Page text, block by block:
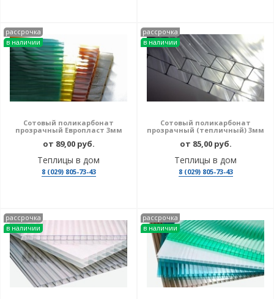
рассрочка
в наличии
Сотовый поликарбонат
прозрачный Европласт 3мм
от 89,00 руб.
Теплицы в дом
8 (029) 805-73-43
рассрочка
в наличии
Сотовый поликарбонат
прозрачный (тепличный) 3мм
от 85,00 руб.
Теплицы в дом
8 (029) 805-73-43
рассрочка
в наличии
рассрочка
в наличии